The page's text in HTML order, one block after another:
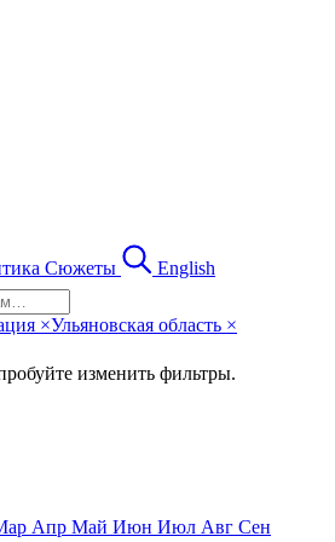
Сюжеты English
×Ульяновская область ×
изменить фильтры.
Апр Май Июн Июл Авг Сен